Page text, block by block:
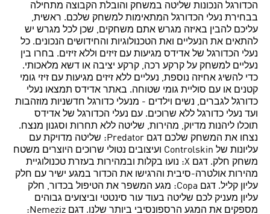
הכדורגל הנכונות שליטה במשחק והובלת הקבוצה מתחילה
בבחירת נעלי הכדורגל המתאימות למשחק שלכם. ראשית,
עליכם להבין באיזה מגרש אתם משחקים, שכן לכל מגרש יש
להתאים את הנעליים ואת הטכנולוגיות והחידושים הנכונים. כל
נעלי הכדורגל של אדידס מגיעות עם זיזים וללא זיזים. בחרו בין
נעליים למשחק על קרקע רכה, קרקע יציבה או דשא מלאכותי.
כדי להשיג אחיזה נוספת, נעליים ללא זיזים מגיעות עם זיזי גומי
קטנים או עם סוליית גומי שטוחה. באתר אדידס תמצאו נעלי
כדורגל לגברים, נשים וילדים - מנעלי כדורגל חדשניות מוזהבות
ועד נעלי כדורגל ללא שרוכים. עם נעלי הכדורגל של אדידס
תוכלו ליהנות מדיוק, מהירות, שליטה ללא תחרות וסגנון מנצח.
נצחו את המשחק שלכם דגם Predator: שליטה מדויקת עם
עליונות של Controlskin ועיצובים נטולי שרוכים היוצרים משטח
משחק חלק. דגם X: נועו בקלות ובמהירות בעזרת טכנולוגיית
מהירות אולטרה-סיבית והרגישו את הכדור במגע ישיר עם חלק
עליון קליל. דגם Copa: מגע המשפר את הטיפול בכדור, חלק
עליון מעניק לכם שליטה בעוד עור סינטטי וביצועים גבוהים
מספקים את המגע הרספונסיבי ביותר שלנו. דגם Nemeziz: